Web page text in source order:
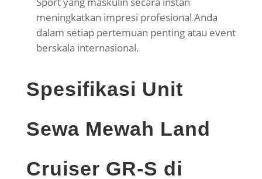
meningkatkan impresi profesional Anda
dalam setiap pertemuan penting atau event
berskala internasional.
Spesifikasi Unit
Sewa Mewah Land
Cruiser GR-S di